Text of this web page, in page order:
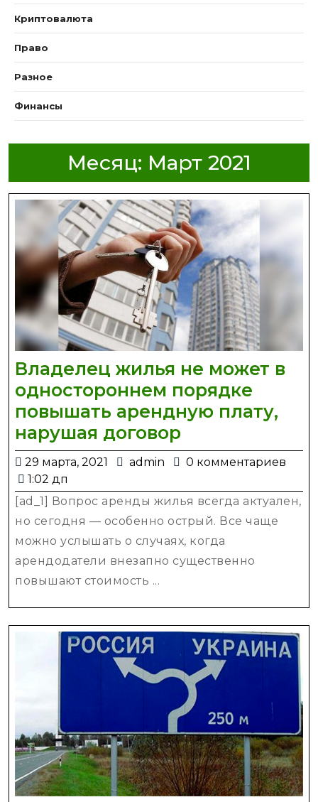
Криптовалюта
Право
Разное
Финансы
Месяц: Март 2021
Владелец жилья не может в
одностороннем порядке
повышать арендную плату,
нарушая договорВладелец
жилья
может
в
порядке
арендную
плату,
нарушая
договор
29 марта, 2021
29
2021
admin admin
0 комментариев
1:02 дп
[ad_1] Вопрос аренды жилья всегда актуален,
но сегодня — особенно острый. Все чаще
можно услышать о случаях, когда
арендодатели внезапно существенно
повышают стоимость ...